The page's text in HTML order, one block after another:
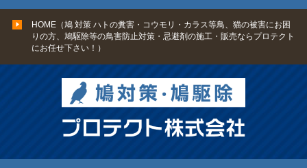
HOME（鳩 対策 ハトの糞害・コウモリ・カラス等鳥、猫の被害にお困
りの方、鳩駆除等の鳥害防止対策・忌避剤の施工・販売ならプロテクト
にお任せ下さい！）